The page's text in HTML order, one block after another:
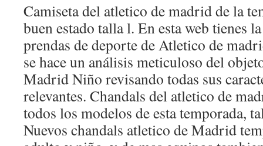
Camiseta del atletico de madrid de la
buen estado talla l. En esta web tienes
prendas de deporte de Atletico de
se hace un análisis meticuloso del
Madrid Niño revisando todas sus
relevantes. Chandals del atletico de
todos los modelos de esta temporada,
Nuevos chandals atletico de Madrid